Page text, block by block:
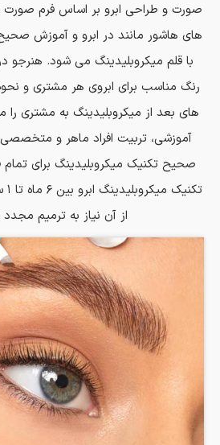
صورت و طراحی ابرو بر اساس فرم
های هاشور مانند در ابرو و آموزش
با قلم میکروبلیدینگ می شود. هنرجو
رنگ مناسب برای ابروی هر مشتری و
های بعد از میکروبلیدینگ به مشتری
آموزشی، تربیت افراد ماهر و
صحیح تکنیک میکروبلیدینگ برای تمام
از آن نیاز به ترمیم